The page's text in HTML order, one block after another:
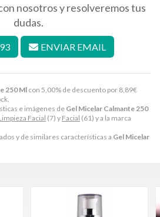
250 Ml con 5,00% de descuento por 8,89€
e imágenes de Gel Micelar Calmante 250
Facial (7) y Facial (61) y a la marca
y de similares características a Gel Micelar
nosotros y resolveremos tus
dudas.
ENVIAR EMAIL